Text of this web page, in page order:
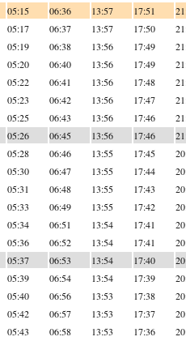
05:15 06:36 13:57 17:51
05:17 06:37 13:57 17:50
05:19 06:38 13:56 17:49
05:20 06:40 13:56 17:49
05:22 06:41 13:56 17:48
05:23 06:42 13:56 17:47
05:25 06:43 13:56 17:46
05:26 06:45 13:56 17:46
05:28 06:46 13:55 17:45
05:30 06:47 13:55 17:44
05:31 06:48 13:55 17:43
05:33 06:49 13:55 17:42
05:34 06:51 13:54 17:41
05:36 06:52 13:54 17:41
05:37 06:53 13:54 17:40
05:39 06:54 13:54 17:39
05:40 06:56 13:53 17:38
05:42 06:57 13:53 17:37
05:43 06:58 13:53 17:36